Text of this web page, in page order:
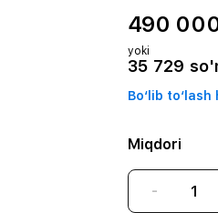
490
yoki
35 729
Bo‘lib
Miqdori
-